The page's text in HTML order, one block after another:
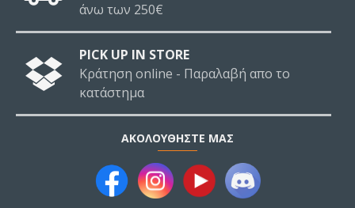
άνω των 250€
PICK UP IN STORE
Κράτηση online - Παραλαβή απο το
κατάστημα
ΑΚΟΛΟΥΘΉΣΤΕ ΜΑΣ